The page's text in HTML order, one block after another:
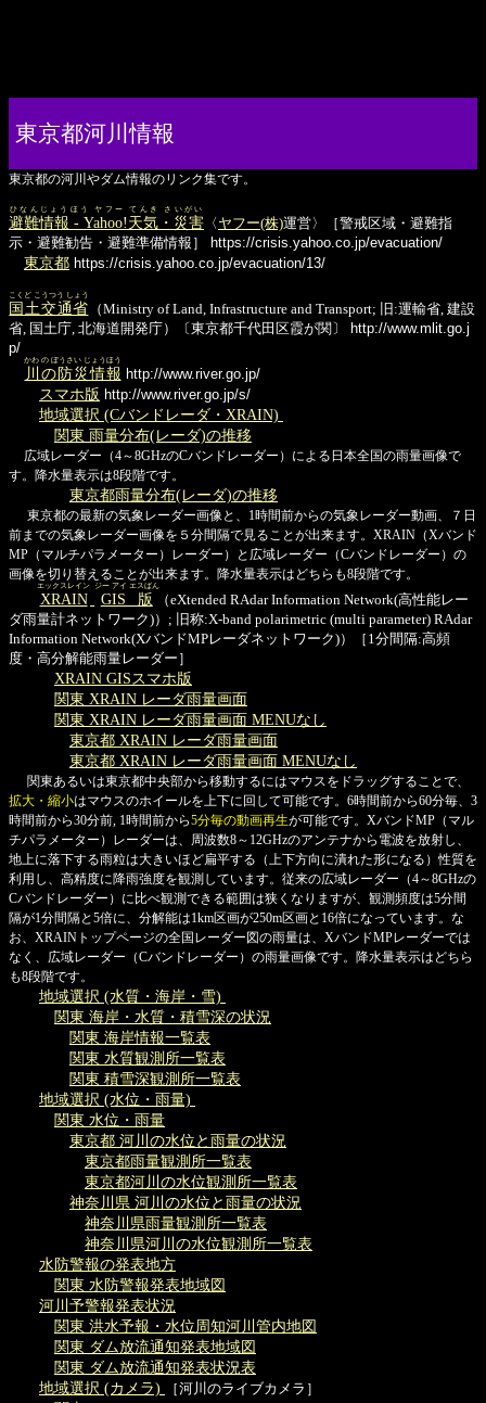
東京都河川情報
東京都の河川やダム情報のリンク集です。
避難情報 - Yahoo!天気・災害
ひなんじょうほう ヤフー てんき さいがい
〈 ヤフー(株)運営〉［警戒区域・避難指
示・避難勧告・避難準備情報］
https://crisis.yahoo.co.jp/evacuation/
東京都 https://crisis.yahoo.co.jp/evacuation/13/
国土交通省
こくど こうつう しょう
（Ministry of Land, Infrastructure and Transport; 旧:運輸省, 建設
省, 国土庁, 北海道開発庁）〔東京都千代田区霞が関〕
http://www.mlit.go.j
p/
川の防災情報
かわ の ぼうさい じょうほう
http://www.river.go.jp/
スマホ版 http://www.river.go.jp/s/
地域選択 (Cバンドレーダ・XRAIN)
関東 雨量分布(レーダ)の推移
広域レーダー（4～8GHzのCバンドレーダー）による日本全国の雨量画像で
す。降水量表示は8段階です。
東京都雨量分布(レーダ)の推移
東京都の最新の気象レーダー画像と、1時間前からの気象レーダー動画、７日
前までの気象レーダー画像を５分間隔で見ることが出来ます。XRAIN（Xバンド
MP（マルチパラメーター）レーダー）と広域レーダー（Cバンドレーダー）の
画像を切り替えることが出来ます。降水量表示はどちらも8段階です。
XRAIN
エックスレイン
GIS版
ジー アイ エスばん
（eXtended RAdar Information Network(高性能レー
ダ雨量計ネットワーク)）; 旧称:X-band polarimetric (multi parameter) RAdar
Information Network(XバンドMPレーダネットワーク)）［1分間隔:高頻
度・高分解能雨量レーダー］
XRAIN GISスマホ版
関東 XRAIN レーダ雨量画面
関東 XRAIN レーダ雨量画面 MENUなし
東京都 XRAIN レーダ雨量画面
東京都 XRAIN レーダ雨量画面 MENUなし
関東あるいは東京都中央部から移動するにはマウスをドラッグすることで、
拡大・縮小はマウスのホイールを上下に回して可能です。6時間前から60分毎、3
時間前から30分前, 1時間前から5分毎の動画再生が可能です。XバンドMP（マル
チパラメーター）レーダーは、周波数8～12GHzのアンテナから電波を放射し、
地上に落下する雨粒は大きいほど扁平する（上下方向に潰れた形になる）性質を
利用し、高精度に降雨強度を観測しています。従来の広域レーダー（4～8GHzの
Cバンドレーダー）に比べ観測できる範囲は狭くなりますが、観測頻度は5分間
隔が1分間隔と5倍に、分解能は1km区画が250m区画と16倍になっています。な
お、XRAINトップページの全国レーダー図の雨量は、XバンドMPレーダーでは
なく、広域レーダー（Cバンドレーダー）の雨量画像です。降水量表示はどちら
も8段階です。
地域選択 (水質・海岸・雪)
関東 海岸・水質・積雪深の状況
関東 海岸情報一覧表
関東 水質観測所一覧表
関東 積雪深観測所一覧表
地域選択 (水位・雨量)
関東 水位・雨量
東京都 河川の水位と雨量の状況
東京都雨量観測所一覧表
東京都河川の水位観測所一覧表
神奈川県 河川の水位と雨量の状況
神奈川県雨量観測所一覧表
神奈川県河川の水位観測所一覧表
水防警報の発表地方
関東 水防警報発表地域図
河川予警報発表状況
関東 洪水予報・水位周知河川管内地図
関東 ダム放流通知発表地域図
関東 ダム放流通知発表状況表
地域選択 (カメラ)
［河川のライブカメラ］